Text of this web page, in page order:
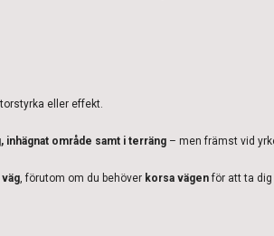
eller effekt.
inhägnat område samt i terräng – men främst vid
, förutom om du behöver korsa vägenför att ta dig